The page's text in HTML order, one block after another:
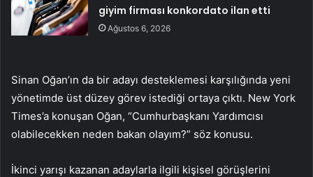
giyim firması konkordato ilan etti
Ağustos 6, 2026
Sinan Oğan’ın da bir adayı desteklemesi karşılığında yeni
yönetimde üst düzey görev istediği ortaya çıktı. New York
Times’a konuşan Oğan, “Cumhurbaşkanı Yardımcısı
olabilecekken neden bakan olayım?” söz konusu.
İkinci yarışı kazanan adaylarla ilgili kişisel görüşlerini